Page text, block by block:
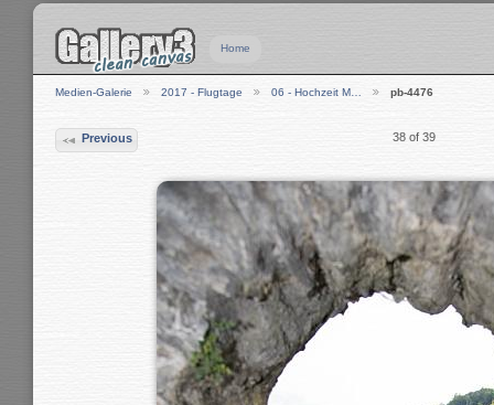
Home
Medien-Galerie 2017 - Flugtage 06 - Hochzeit M… pb-4476
Previous 38 of 39